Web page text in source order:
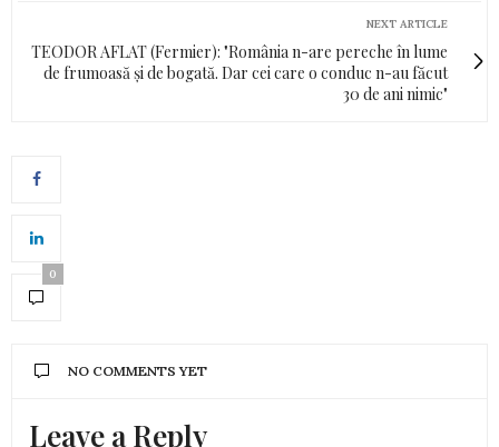
NEXT ARTICLE
TEODOR AFLAT (Fermier): "România n-are pereche în lume
de frumoasă și de bogată. Dar cei care o conduc n-au făcut
30 de ani nimic"
0
NO COMMENTS YET
Leave a Reply